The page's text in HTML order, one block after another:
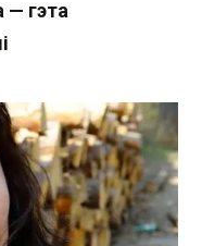
— гэта